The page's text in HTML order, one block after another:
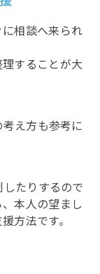
相談へ来られ
することが大
え方も参考に
たりするので
本人の望まし
方法です。